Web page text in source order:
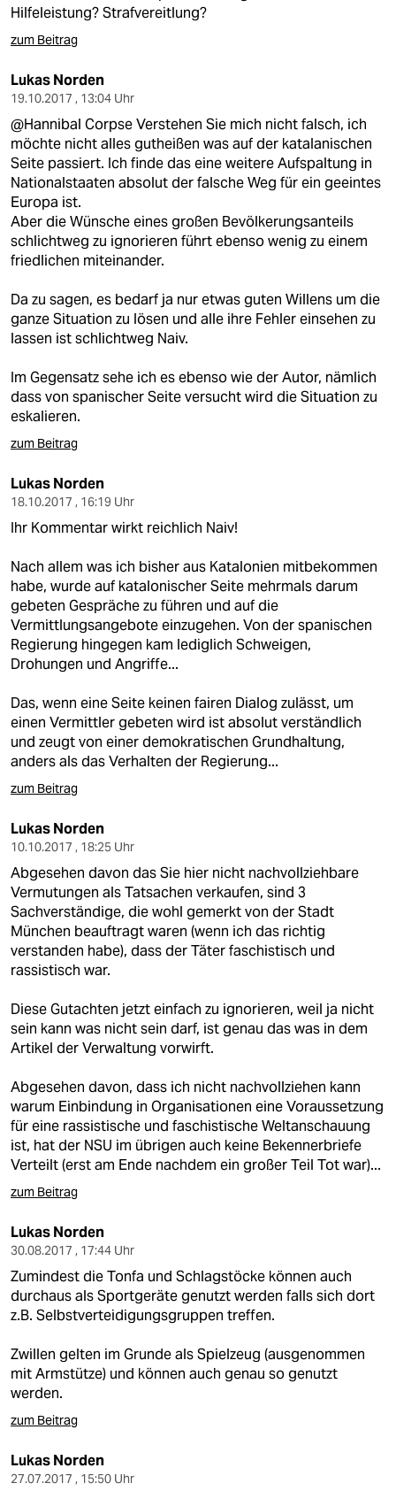
Hilfeleistung? Strafvereitlung?
zum Beitrag
Lukas Norden
19.10.2017 , 13:04 Uhr
@Hannibal Corpse Verstehen Sie mich nicht falsch, ich
möchte nicht alles gutheißen was auf der katalanischen
Seite passiert. Ich finde das eine weitere Aufspaltung in
Nationalstaaten absolut der falsche Weg für ein geeintes
Europa ist.
Aber die Wünsche eines großen Bevölkerungsanteils
schlichtweg zu ignorieren führt ebenso wenig zu einem
friedlichen miteinander.
Da zu sagen, es bedarf ja nur etwas guten Willens um die
ganze Situation zu lösen und alle ihre Fehler einsehen zu
lassen ist schlichtweg Naiv.
Im Gegensatz sehe ich es ebenso wie der Autor, nämlich
dass von spanischer Seite versucht wird die Situation zu
eskalieren.
zum Beitrag
Lukas Norden
18.10.2017 , 16:19 Uhr
Ihr Kommentar wirkt reichlich Naiv!
Nach allem was ich bisher aus Katalonien mitbekommen
habe, wurde auf katalonischer Seite mehrmals darum
gebeten Gespräche zu führen und auf die
Vermittlungsangebote einzugehen. Von der spanischen
Regierung hingegen kam lediglich Schweigen,
Drohungen und Angriffe...
Das, wenn eine Seite keinen fairen Dialog zulässt, um
einen Vermittler gebeten wird ist absolut verständlich
und zeugt von einer demokratischen Grundhaltung,
anders als das Verhalten der Regierung...
zum Beitrag
Lukas Norden
10.10.2017 , 18:25 Uhr
Abgesehen davon das Sie hier nicht nachvollziehbare
Vermutungen als Tatsachen verkaufen, sind 3
Sachverständige, die wohl gemerkt von der Stadt
München beauftragt waren (wenn ich das richtig
verstanden habe), dass der Täter faschistisch und
rassistisch war.
Diese Gutachten jetzt einfach zu ignorieren, weil ja nicht
sein kann was nicht sein darf, ist genau das was in dem
Artikel der Verwaltung vorwirft.
Abgesehen davon, dass ich nicht nachvollziehen kann
warum Einbindung in Organisationen eine Voraussetzung
für eine rassistische und faschistische Weltanschauung
ist, hat der NSU im übrigen auch keine Bekennerbriefe
Verteilt (erst am Ende nachdem ein großer Teil Tot war)...
zum Beitrag
Lukas Norden
30.08.2017 , 17:44 Uhr
Zumindest die Tonfa und Schlagstöcke können auch
durchaus als Sportgeräte genutzt werden falls sich dort
z.B. Selbstverteidigungsgruppen treffen.
Zwillen gelten im Grunde als Spielzeug (ausgenommen
mit Armstütze) und können auch genau so genutzt
werden.
zum Beitrag
Lukas Norden
27.07.2017 , 15:50 Uhr